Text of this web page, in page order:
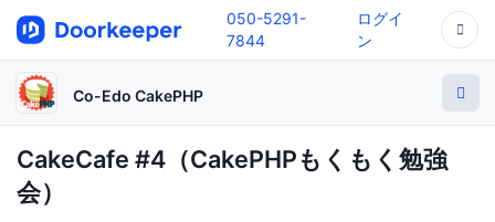
050-5291-
7844
ログイ
ン
Co-Edo CakePHP
CakeCafe #4（CakePHPもくもく勉強
会）